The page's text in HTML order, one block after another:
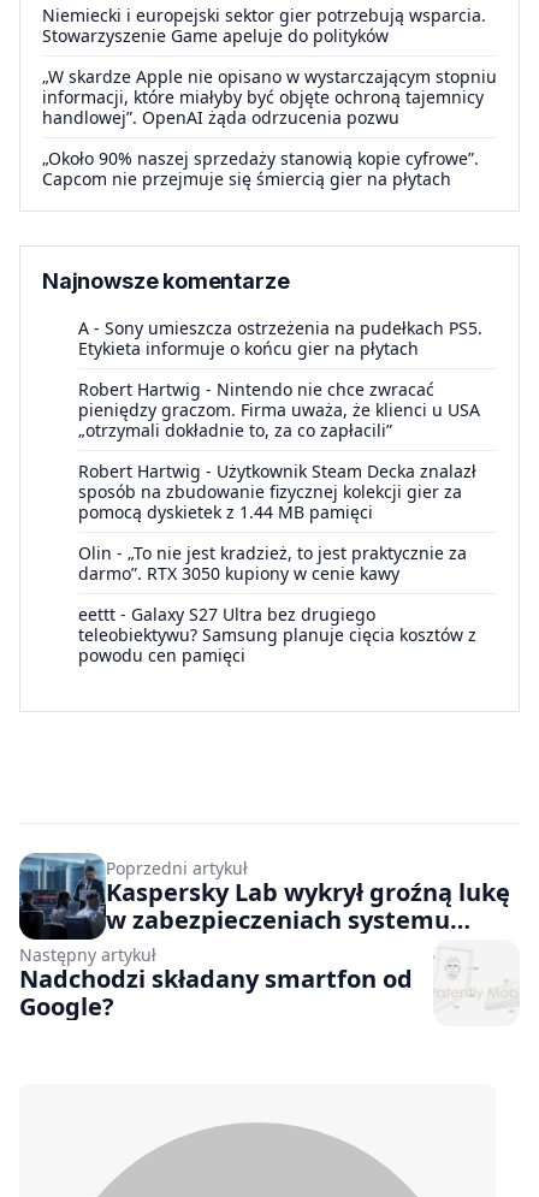
Niemiecki i europejski sektor gier potrzebują wsparcia.
Stowarzyszenie Game apeluje do polityków
„W skardze Apple nie opisano w wystarczającym stopniu
informacji, które miałyby być objęte ochroną tajemnicy
handlowej”. OpenAI żąda odrzucenia pozwu
„Około 90% naszej sprzedaży stanowią kopie cyfrowe”.
Capcom nie przejmuje się śmiercią gier na płytach
Najnowsze komentarze
A - Sony umieszcza ostrzeżenia na pudełkach PS5.
Etykieta informuje o końcu gier na płytach
Robert Hartwig - Nintendo nie chce zwracać
pieniędzy graczom. Firma uważa, że klienci u USA
„otrzymali dokładnie to, za co zapłacili”
Robert Hartwig - Użytkownik Steam Decka znalazł
sposób na zbudowanie fizycznej kolekcji gier za
pomocą dyskietek z 1.44 MB pamięci
Olin - „To nie jest kradzież, to jest praktycznie za
darmo”. RTX 3050 kupiony w cenie kawy
eettt - Galaxy S27 Ultra bez drugiego
teleobiektywu? Samsung planuje cięcia kosztów z
powodu cen pamięci
Poprzedni artykuł
Kaspersky Lab wykrył groźną lukę
w zabezpieczeniach systemu
Windows
Następny artykuł
Nadchodzi składany smartfon od
Google?